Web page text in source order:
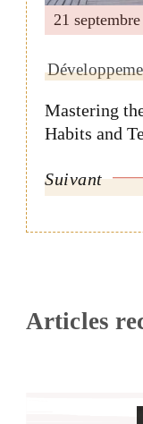
21
Mastering
Habits and
Suivant
Articles